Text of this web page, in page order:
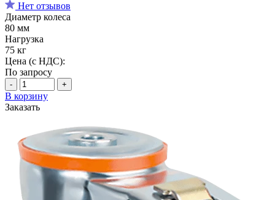
Нет отзывов
Диаметр колеса
80 мм
Нагрузка
75 кг
Цена (с НДС):
По запросу
- +
В корзину
Заказать